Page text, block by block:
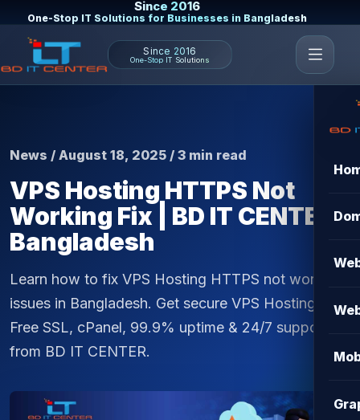
Since 2016
One-Stop IT Solutions for Businesses in Bangladesh
Since 2016
One-Stop IT Solutions
News / August 18, 2025 / 3 min read
VPS Hosting HTTPS Not
Working Fix | BD IT CENTER
Bangladesh
Learn how to fix VPS Hosting HTTPS not working
issues in Bangladesh. Get secure VPS Hosting with
Free SSL, cPanel, 99.9% uptime & 24/7 support
from BD IT CENTER.